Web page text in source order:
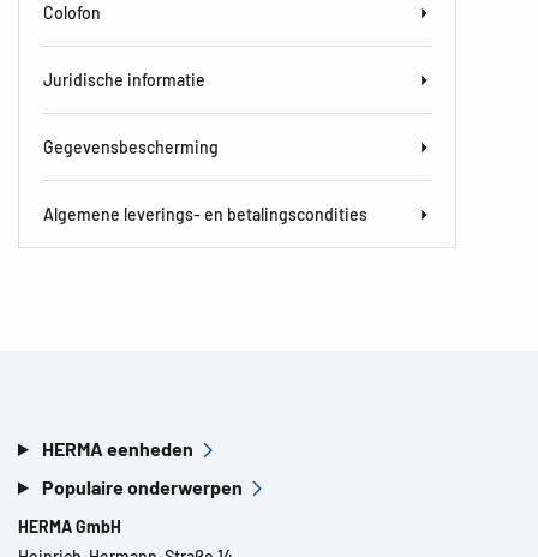
Colofon
Juridische informatie
Gegevensbescherming
Algemene leverings- en betalingscondities
HERMA eenheden
Populaire onderwerpen
HERMA GmbH